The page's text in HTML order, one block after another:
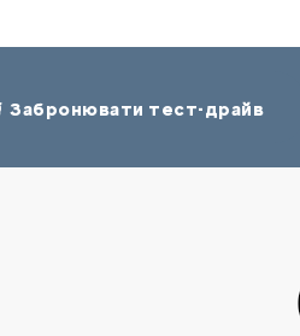
Забронювати тест-драйв